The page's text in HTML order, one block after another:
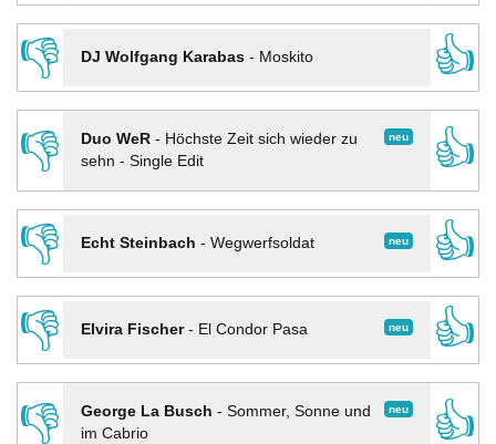
👎
DJ Wolfgang Karabas- Moskito
👍
👎
neu
Duo WeR- Höchste Zeit sich wieder zu
sehn - Single Edit
👍
👎
neu
Echt Steinbach - Wegwerfsoldat
👍
👎
neu
Elvira Fischer- El Condor Pasa
👍
👎
neu
George La Busch - Sommer, Sonne und
im Cabrio
👍